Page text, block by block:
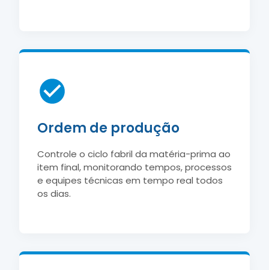
Ordem de produção
Controle o ciclo fabril da matéria-prima ao
item final, monitorando tempos, processos
e equipes técnicas em tempo real todos
os dias.